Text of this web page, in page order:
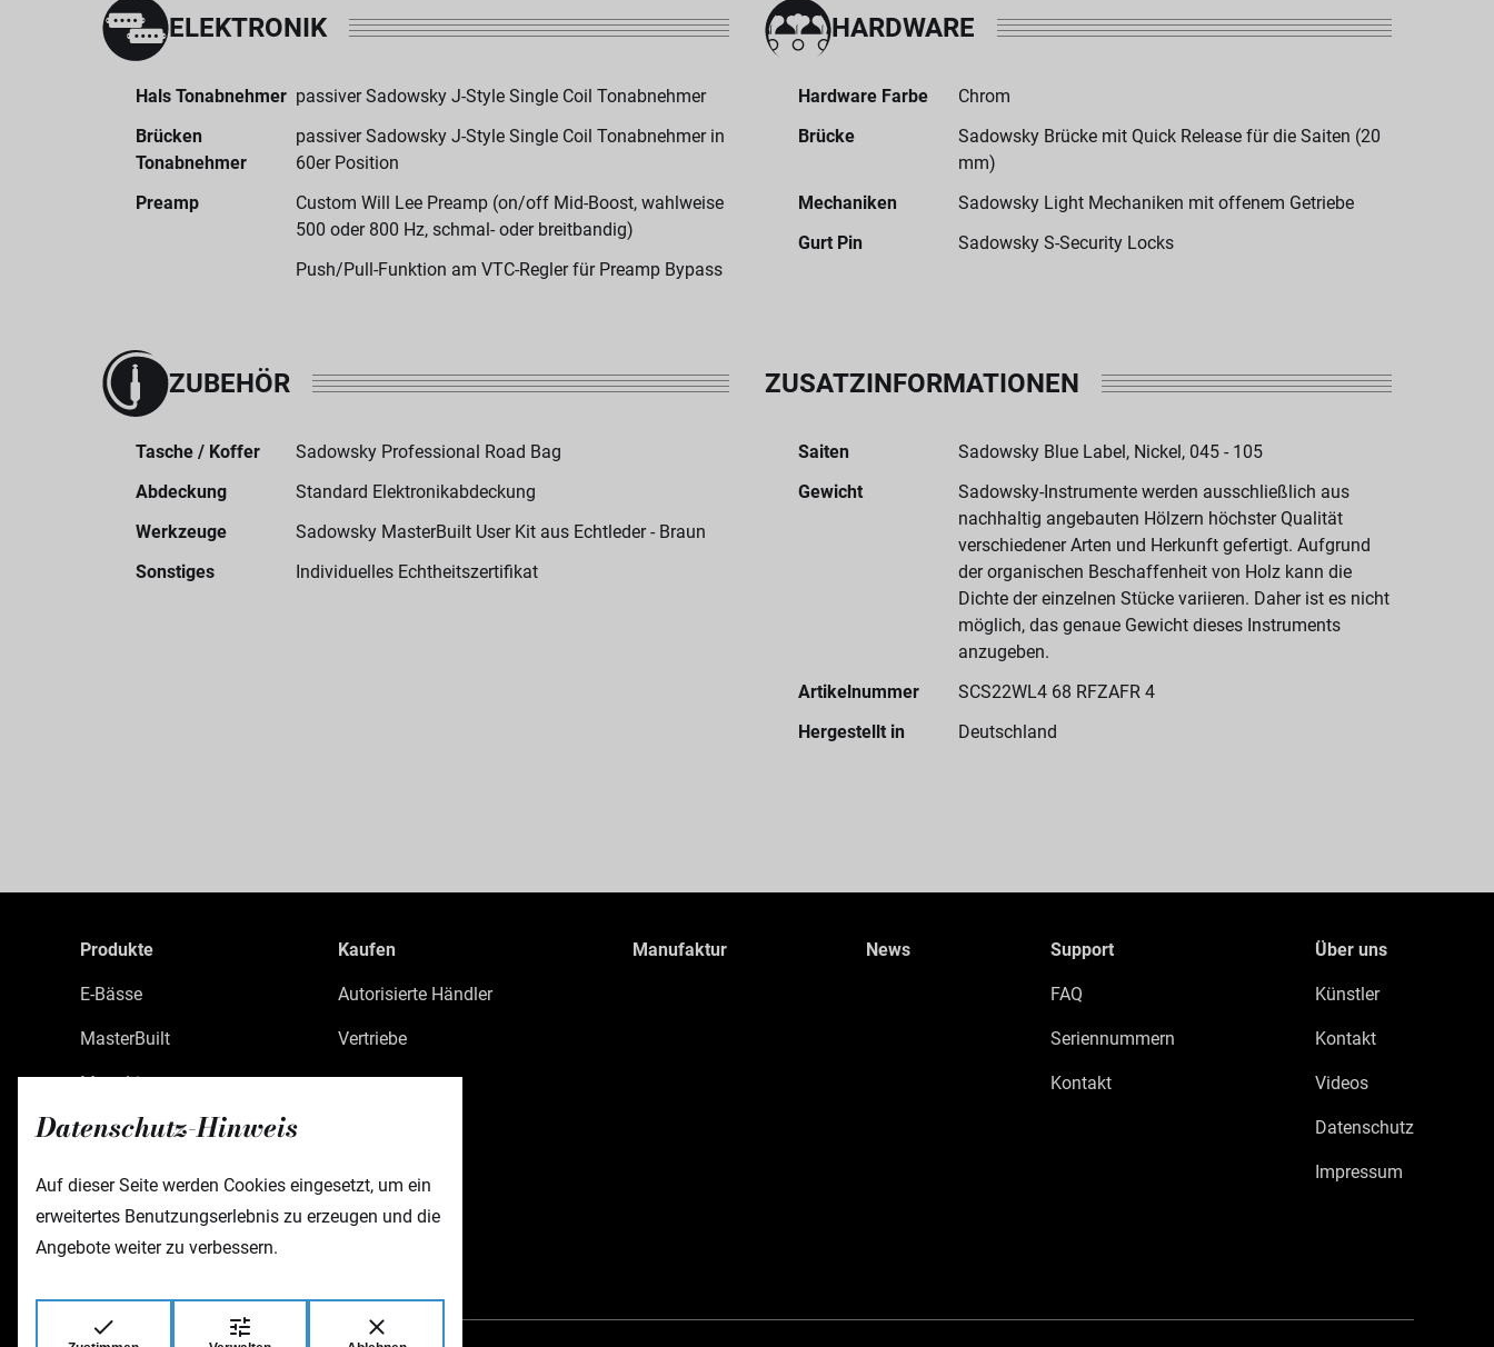
Datenschutz-Hinweis
Auf dieser Seite werden Cookies eingesetzt, um ein
erweitertes Benutzungserlebnis zu erzeugen und die
Angebote weiter zu verbessern.
ELEKTRONIK
Hals Tonabnehmer passiver Sadowsky J-Style Single Coil Tonabnehmer
Brücken
Tonabnehmer
passiver Sadowsky J-Style Single Coil Tonabnehmer in
60er Position
Preamp
Custom Will Lee Preamp (on/off Mid-Boost, wahlweise
500 oder 800 Hz, schmal- oder breitbandig)
Push/Pull-Funktion am VTC-Regler für Preamp Bypass
HARDWARE
Hardware Farbe
Chrom
Brücke
Sadowsky Brücke mit Quick Release für die Saiten (20
mm)
Mechaniken
Sadowsky Light Mechaniken mit offenem Getriebe
Gurt Pin
Sadowsky S-Security Locks
ZUBEHÖR
Tasche / Koffer
Sadowsky Professional Road Bag
Abdeckung
Standard Elektronikabdeckung
Werkzeuge
Sadowsky MasterBuilt User Kit aus Echtleder - Braun
Sonstiges
Individuelles Echtheitszertifikat
ZUSATZINFORMATIONEN
Saiten
Sadowsky Blue Label, Nickel, 045 - 105
Gewicht
Sadowsky-Instrumente werden ausschließlich aus
nachhaltig angebauten Hölzern höchster Qualität
verschiedener Arten und Herkunft gefertigt. Aufgrund
der organischen Beschaffenheit von Holz kann die
Dichte der einzelnen Stücke variieren. Daher ist es nicht
möglich, das genaue Gewicht dieses Instruments
anzugeben.
Artikelnummer
SCS22WL4 68 RFZAFR 4
Hergestellt in
Deutschland
Produkte
E-Bässe
MasterBuilt
MetroLine
MetroExpress
Custom Shop
Zubehör
Kaufen
Autorisierte Händler
Vertriebe
Manufaktur News Support
FAQ
Seriennummern
Kontakt
Über uns
Künstler
Kontakt
Videos
Datenschutz
Impressum